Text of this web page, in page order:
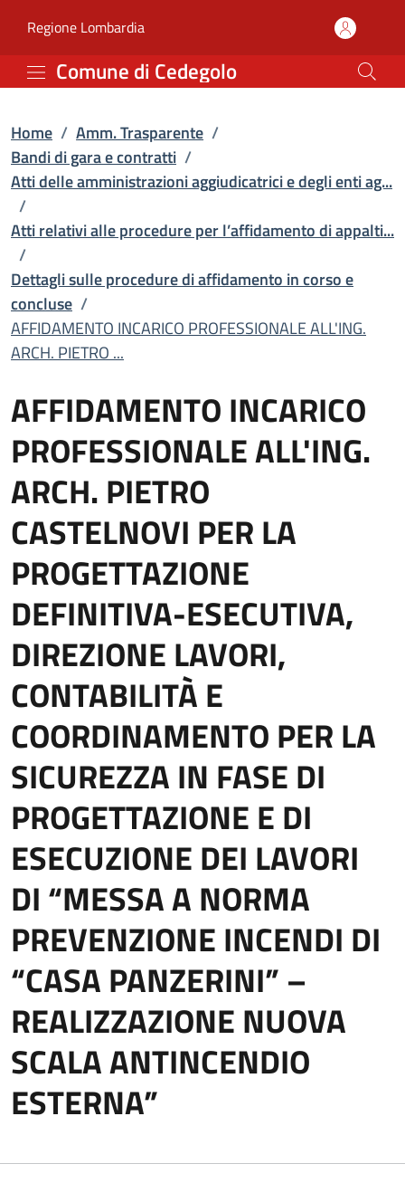
AFFIDAMENTO
Regione Lombardia(apre in un'altra scheda).
Comune di Cedegolo
Home / Amm. Trasparente /
Bandi di gara e contratti /
Atti delle amministrazioni aggiudicatrici e degli enti ag...
/
Atti relativi alle procedure per l’affidamento di appalti...
/
Dettagli sulle procedure di affidamento in corso e
concluse /
AFFIDAMENTO INCARICO PROFESSIONALE ALL'ING.
ARCH. PIETRO ...
AFFIDAMENTO INCARICO
PROFESSIONALE ALL'ING.
ARCH. PIETRO
CASTELNOVI PER LA
PROGETTAZIONE
DEFINITIVA-ESECUTIVA,
DIREZIONE LAVORI,
CONTABILITÀ E
COORDINAMENTO PER LA
SICUREZZA IN FASE DI
PROGETTAZIONE E DI
ESECUZIONE DEI LAVORI
DI “MESSA A NORMA
PREVENZIONE INCENDI DI
“CASA PANZERINI” –
REALIZZAZIONE NUOVA
SCALA ANTINCENDIO
ESTERNA”